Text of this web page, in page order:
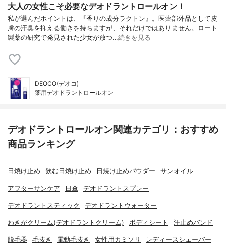
大人の女性こそ必要なデオドラントロールオン！
私が選んだポイントは、『香りの成分ラクトン』。医薬部外品として皮
膚の汗臭を抑える働きを持ちますが、それだけではありません。ロート
製薬の研究で発見された少女が放つ…続きを見る
DEOCO(デオコ)
薬用デオドラントロールオン
デオドラントロールオン関連カテゴリ：おすすめ
商品ランキング
日焼け止め 飲む日焼け止め 日焼け止めパウダー サンオイル
アフターサンケア 日傘 デオドラントスプレー
デオドラントスティック デオドラントウォーター
わきがクリーム(デオドラントクリーム) ボディシート 汗止めバンド
脱毛器 毛抜き 電動毛抜き 女性用カミソリ レディースシェーバー